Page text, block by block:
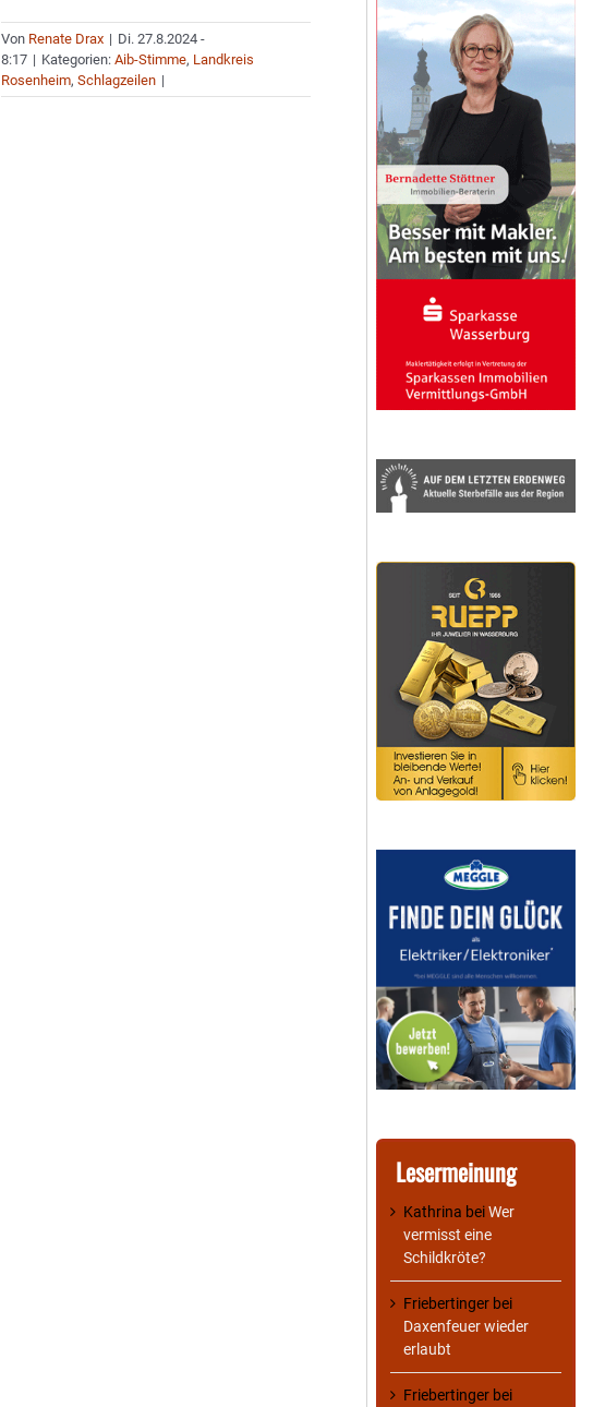
Von Renate Drax | Di. 27.8.2024 -
8:17 | Kategorien:Aib-Stimme, Landkreis
Rosenheim,Schlagzeilen |
Lesermeinung
Kathrina beiWer
vermisst eine
Schildkröte?
Friebertinger bei
Daxenfeuer wieder
erlaubt
Friebertinger bei